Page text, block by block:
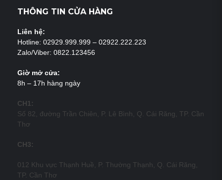
THÔNG TIN CỬA HÀNG
Liên hệ:
Hotline: 02929.999.999 – 02922.222.223
Zalo/Viber: 0822.123456
Giờ mở cửa:
8h – 17h hàng ngày
CH1:
Số 82, đường Trần Chiên, P. Lê Bình, Q. Cái Răng, TP. Cần
Thơ
CH3:
012 Khu vực Thạnh Huề, P. Thường Thạnh, Q. Cái Răng,
TP. Cần Thơ